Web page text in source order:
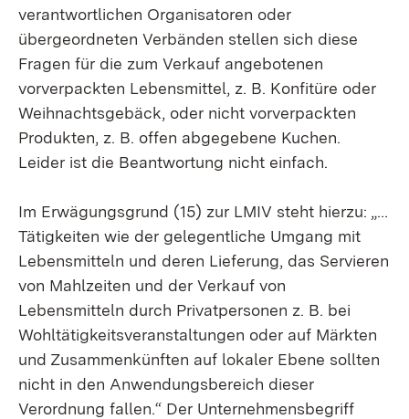
verantwortlichen Organisatoren oder
übergeordneten Verbänden stellen sich diese
Fragen für die zum Verkauf angebotenen
vorverpackten Lebensmittel, z. B. Konfitüre oder
Weihnachtsgebäck, oder nicht vorverpackten
Produkten, z. B. offen abgegebene Kuchen.
Leider ist die Beantwortung nicht einfach.
Im Erwägungsgrund (15) zur LMIV steht hierzu: „…
Tätigkeiten wie der gelegentliche Umgang mit
Lebensmitteln und deren Lieferung, das Servieren
von Mahlzeiten und der Verkauf von
Lebensmitteln durch Privatpersonen z. B. bei
Wohltätigkeitsveranstaltungen oder auf Märkten
und Zusammenkünften auf lokaler Ebene sollten
nicht in den Anwendungsbereich dieser
Verordnung fallen.“ Der Unternehmensbegriff